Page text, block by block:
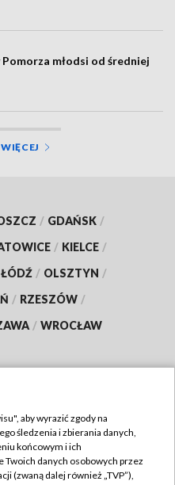
młodsi od średniej
/ GDAŃSK /
/ KIELCE /
ŁÓDŹ / OLSZTYN /
/ RZESZÓW /
/ WROCŁAW
TVP
aby wyrazić zgody na
śledzenia i zbierania danych,
końcowym i ich
danych osobowych przez
(zwaną dalej również „TVP”),